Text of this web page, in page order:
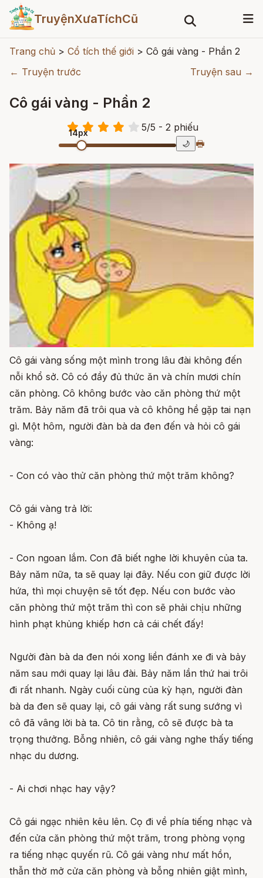
TruyệnXưaTíchCũ
Trang chủ > Cổ tích thế giới > Cô gái vàng - Phần 2
← Truyện trước
Truyện sau →
Cô gái vàng - Phần 2
5/5 - 2phiếu
14px
🌙 🖶
Cô gái vàng sống một mình trong lâu đài không đến
nỗi khổ sở. Cô có đầy đủ thức ăn và chín mươi chín
căn phòng. Cô không bước vào căn phòng thứ một
trăm. Bảy năm đã trôi qua và cô không hề gặp tai nạn
gì. Một hôm, người đàn bà da đen đến và hỏi cô gái
vàng:
- Con có vào thử căn phòng thứ một trăm không?
Cô gái vàng trả lời:
- Không ạ!
- Con ngoan lắm. Con đã biết nghe lời khuyên của ta.
Bảy năm nữa, ta sẽ quay lại đây. Nếu con giữ được lời
hứa, thì mọi chuyện sẽ tốt đẹp. Nếu con bước vào
căn phòng thứ một trăm thì con sẽ phải chịu những
hình phạt khủng khiếp hơn cả cái chết đấy!
Người đàn bà da đen nói xong liền đánh xe đi và bảy
năm sau mới quay lại lâu đài. Bảy năm lần thứ hai trôi
đi rất nhanh. Ngày cuối cùng của kỳ hạn, người đàn
bà da đen sẽ quay lại, cô gái vàng rất sung sướng vì
cô đã vâng lời bà ta. Cô tin rằng, cô sẽ được bà ta
trọng thưởng. Bỗng nhiên, cô gái vàng nghe thấy tiếng
nhạc du dương.
- Ai chơi nhạc hay vậy?
Cô gái ngạc nhiên kêu lên. Cọ đi về phía tiếng nhạc và
đến cửa căn phòng thứ một trăm, trong phòng vọng
ra tiếng nhạc quyến rũ. Cô gái vàng như mất hồn,
thẫn thờ mở cửa căn phòng và bỗng nhiên giật mình,